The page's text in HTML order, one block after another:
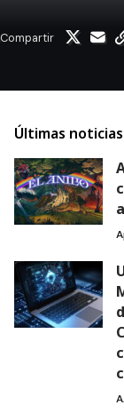
Compartir
Últimas noticias